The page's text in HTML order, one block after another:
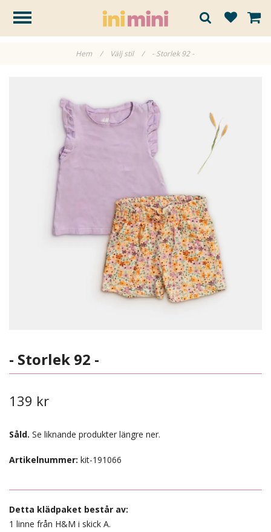
Hem / Välj stil / - Storlek 92 -
- Storlek 92 -
139 kr
Såld. Se liknande produkter längre ner.
Artikelnummer: kit-191066
Detta klädpaket består av:
1 linne från H&M i skick A.